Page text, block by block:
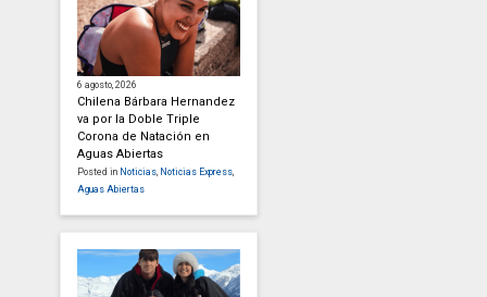
6 agosto, 2026
Chilena Bárbara Hernandez
va por la Doble Triple
Corona de Natación en
Aguas Abiertas
Posted in Noticias, Noticias Express,
Aguas Abiertas